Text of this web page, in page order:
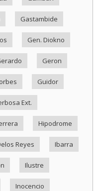
Gastambide
Gen. Diokno
Geron
Guidor
Ext.
Hipodrome
Reyes Ibarra
Ilustre
Inocencio